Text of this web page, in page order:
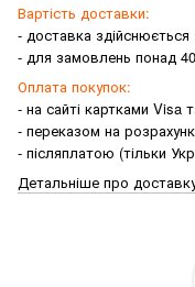
Вартість доставки:
- доставка
- для замовлень понад
Оплата покупок:
- на сайті картками Visa
- переказом на
- післяплатою (тільки
Детальніше про